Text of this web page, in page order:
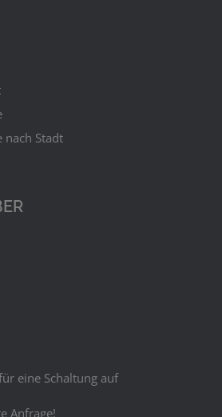
nach Stadt
eine Schaltung auf
Anfrage!